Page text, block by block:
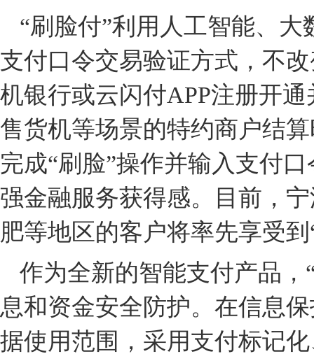
“刷脸付”利用人工智能、
支付口令交易验证方式，不
机银行或云闪付APP注册开
售货机等场景的特约商户结
完成“刷脸”操作并输入支付
强金融服务获得感。目前，
肥等地区的客户将率先享受
作为全新的智能支付产品，
息和资金安全防护。在信息
据使用范围，采用支付标记